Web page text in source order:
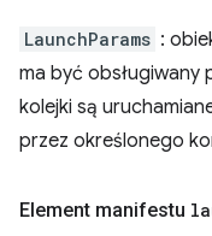
LaunchParams :
ma być obsługiwany
kolejki są
przez określonego
Element manifestu